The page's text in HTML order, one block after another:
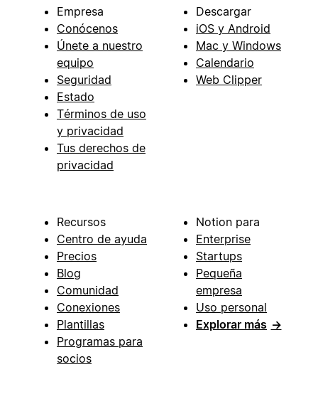
Empresa
Conócenos
Únete a nuestro
equipo
Seguridad
Estado
Términos de uso
y privacidad
Tus derechos de
privacidad
Descargar
iOS y Android
Mac y Windows
Calendario
Web Clipper
Recursos
Centro de ayuda
Precios
Blog
Comunidad
Conexiones
Plantillas
Programas para
socios
Notion para
Enterprise
Startups
Pequeña
empresa
Uso personal
Explorar más →